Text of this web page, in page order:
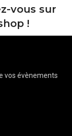
vous sur
!
vos évènements